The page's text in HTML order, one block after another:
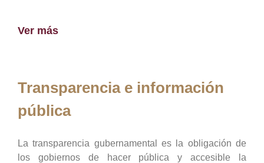
Ver más
Transparencia e información
pública
La transparencia gubernamental es la obligación de
los gobiernos de hacer pública y accesible la